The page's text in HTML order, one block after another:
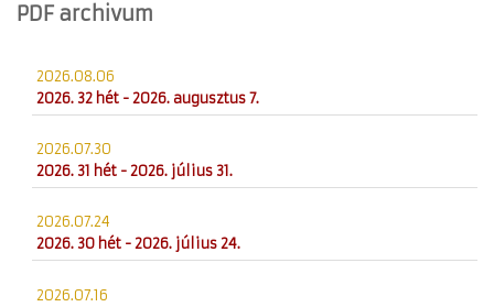
PDF archivum
2026.08.06
2026. 32 hét - 2026. augusztus 7.
2026.07.30
2026. 31 hét - 2026. július 31.
2026.07.24
2026. 30 hét - 2026. július 24.
2026.07.16